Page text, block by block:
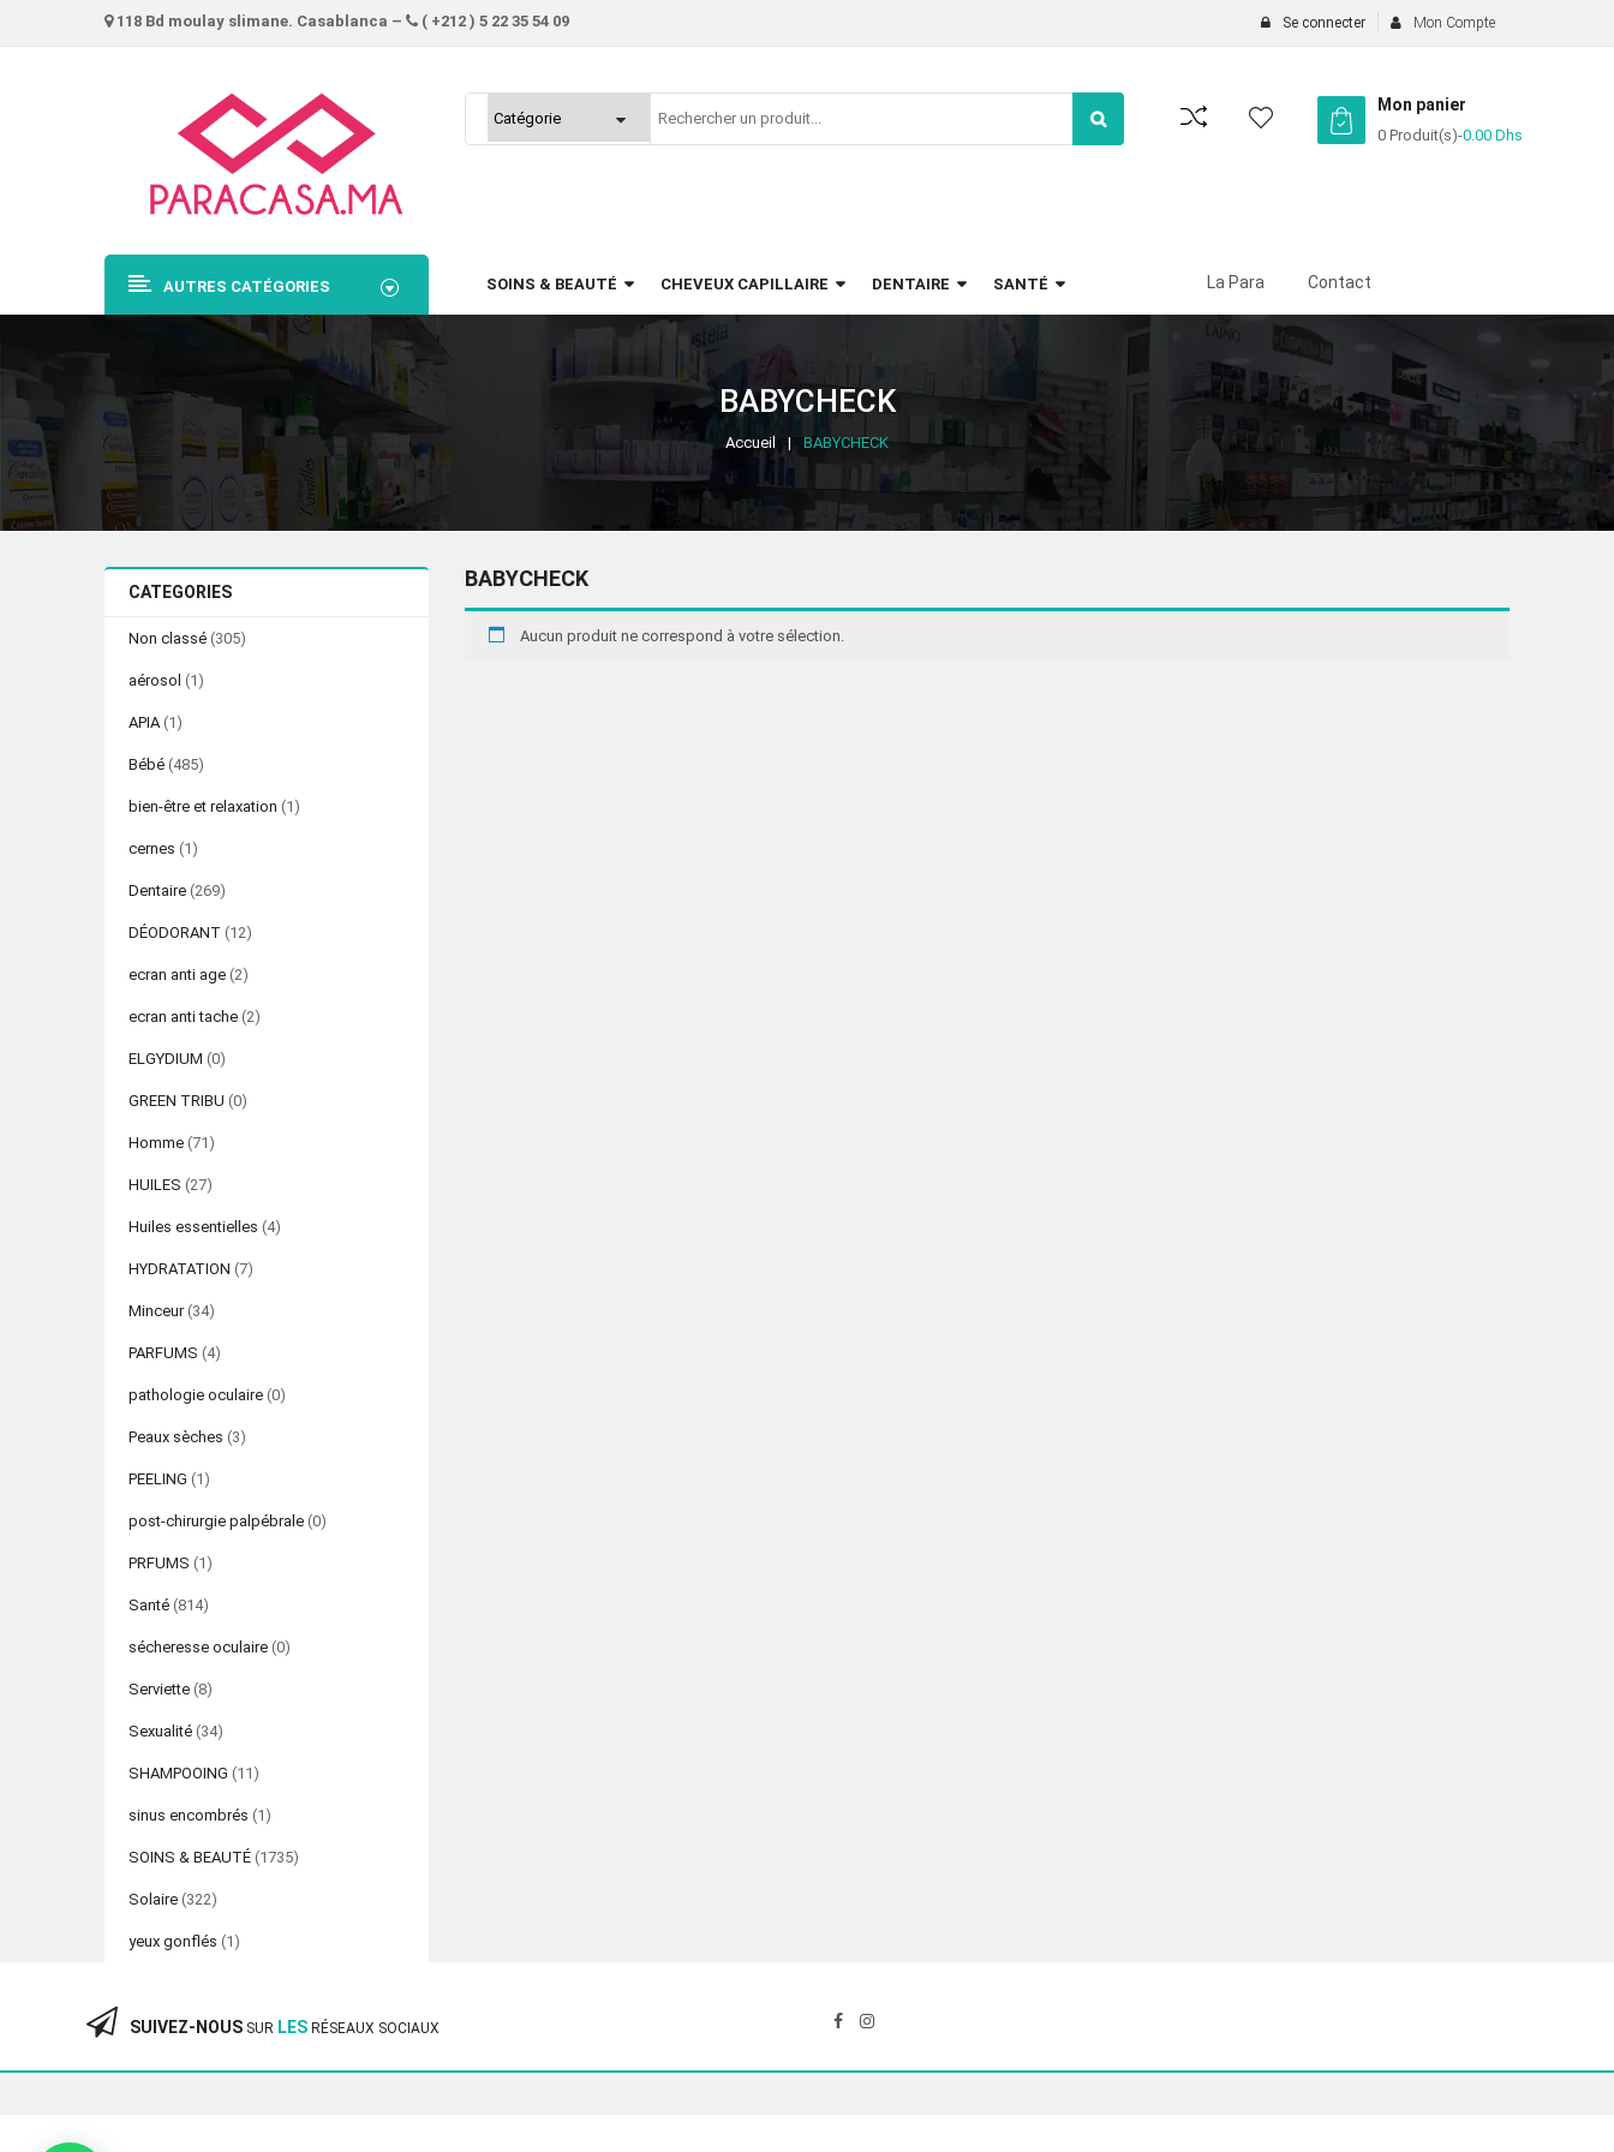
118 Bd moulay slimane. Casablanca – ( +212 ) 5 22 35 54 09 Mon Compte
Se connecter
Mon panier
0 Produit(s)-0.00 Dhs
AUTRES CATÉGORIES SOINS & BEAUTÉ CHEVEUX CAPILLAIRE DENTAIRE SANTÉ La Para Contact
BABYCHECK
Accueil BABYCHECK
CATEGORIES
Non classé (305)
aérosol (1)
APIA (1)
Bébé (485)
bien-être et relaxation (1)
cernes (1)
Dentaire (269)
DÉODORANT (12)
ecran anti age (2)
ecran anti tache (2)
ELGYDIUM (0)
GREEN TRIBU (0)
Homme (71)
HUILES (27)
Huiles essentielles (4)
HYDRATATION (7)
Minceur (34)
PARFUMS (4)
pathologie oculaire (0)
Peaux sèches (3)
PEELING (1)
post-chirurgie palpébrale (0)
PRFUMS (1)
Santé (814)
sécheresse oculaire (0)
Serviette (8)
Sexualité (34)
SHAMPOOING (11)
sinus encombrés (1)
SOINS & BEAUTÉ (1735)
Solaire (322)
yeux gonflés (1)
BABYCHECK
Aucun produit ne correspond à votre sélection.
SUIVEZ-NOUS SUR LES RÉSEAUX SOCIAUX